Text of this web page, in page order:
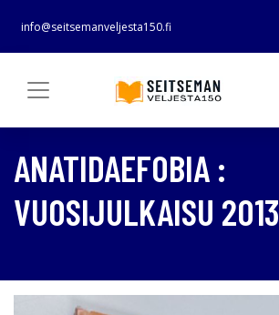
info@seitsemanveljesta150.fi
ANATIDAEFOBIA :
VUOSIJULKAISU 2013